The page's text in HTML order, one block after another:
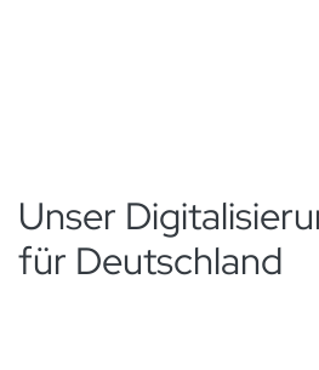
Unser
für Deutschland